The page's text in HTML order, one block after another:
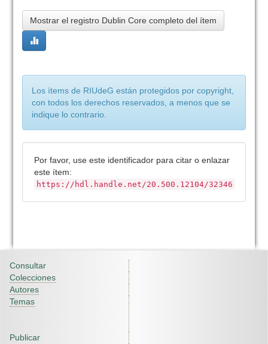
Mostrar el registro Dublin Core completo del ítem
Los ítems de RIUdeG están protegidos por copyright,
con todos los derechos reservados, a menos que se
indique lo contrario.
Por favor, use este identificador para citar o enlazar
este ítem:
https://hdl.handle.net/20.500.12104/32346
Consultar
Colecciones
Autores
Temas
Publicar